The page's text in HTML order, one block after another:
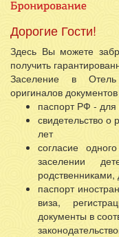
Дорогие Гости!
Здесь Вы можете
получить
Заселение в Отель
оригиналов
паспорт РФ - для
свидетельство о
лет
согласие
заселении
родственниками,
паспорт
виза,
документы в